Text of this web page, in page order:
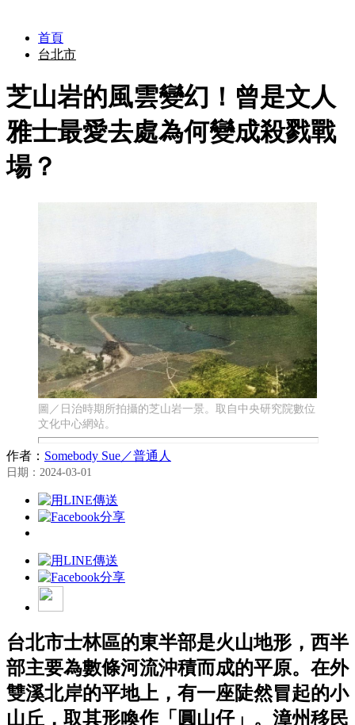
首頁
台北市
芝山岩的風雲變幻！曾是文人
雅士最愛去處為何變成殺戮戰
場？
圖／日治時期所拍攝的芝山岩一景。取自中央研究院數位
文化中心網站。
作者： Somebody Sue／普通人
日期：2024-03-01
台北市士林區的東半部是火山地形，西半
部主要為數條河流沖積而成的平原。在外
雙溪北岸的平地上，有一座陡然冒起的小
山丘，取其形喚作「圓山仔」。漳州移民